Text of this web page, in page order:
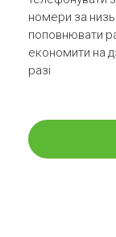
номери за
поповнювати
економити на
разі